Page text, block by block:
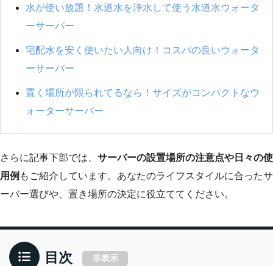
水が使い放題！水道水を浄水して使う水道水ウォータ
ーサーバー
宅配水を安く使いたい人向け！コスパの良いウォータ
ーサーバー
置く場所が限られてるなら！サイズがコンパクトなウ
ォーターサーバー
さらに記事下部では、 サーバーの設置場所の注意点や日々の使
用例 もご紹介しています。あなたのライフスタイルに合ったサ
ーバー選びや、置き場所の決定に役立ててください。
目次 非表示